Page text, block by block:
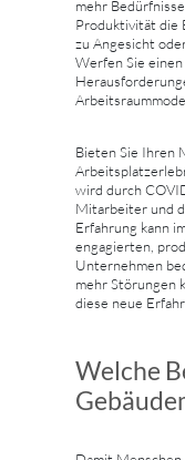
mehr
Produktivität die
zu Angesicht
Werfen Sie
Bieten Sie Ihren
wird durch
Mitarbeiter und
Erfahrung kann
engagierten,
Unternehmen
mehr Störungen
diese neue
Welche